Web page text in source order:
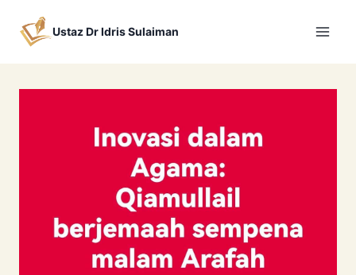
Ustaz Dr Idris Sulaiman